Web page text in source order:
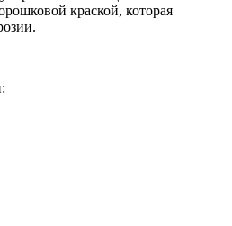
краской, которая